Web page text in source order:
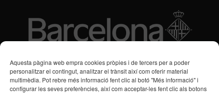
Aquesta pàgina web empra cookies pròpies i de tercers per a poder
personalitzar el contingut, analitzar el trànsit així com oferir material
multimèdia. Pot rebre més informació fent clic al botó "Més informació" i
configurar les seves preferències, així com acceptar-les fent clic als botons
Subvencions des de 2016
Programa de Vacances/Suport Respir Familiar